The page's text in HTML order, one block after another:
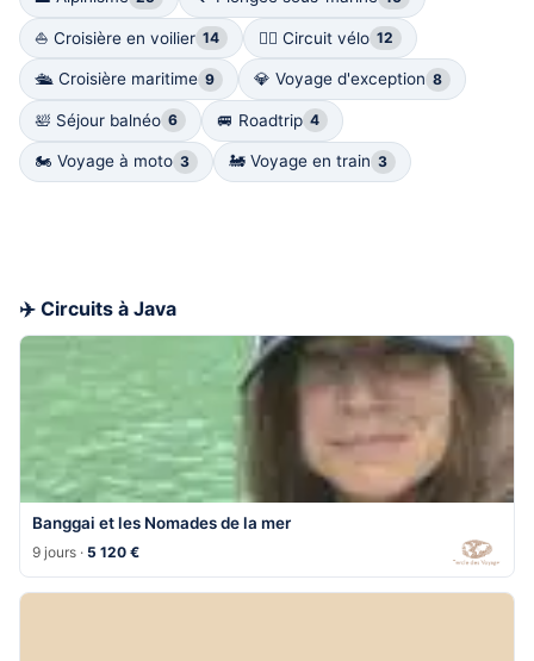
⛵️ Croisière en voilier 14 🚴‍♀️ Circuit vélo 12
🛳️ Croisière maritime 9 💎 Voyage d'exception 8
🛀 Séjour balnéo 6 🚐 Roadtrip 4
🏍 Voyage à moto 3 🚂 Voyage en train 3
✈️ Circuits à Java
Banggai et les Nomades de la mer
9 jours · 5 120 €